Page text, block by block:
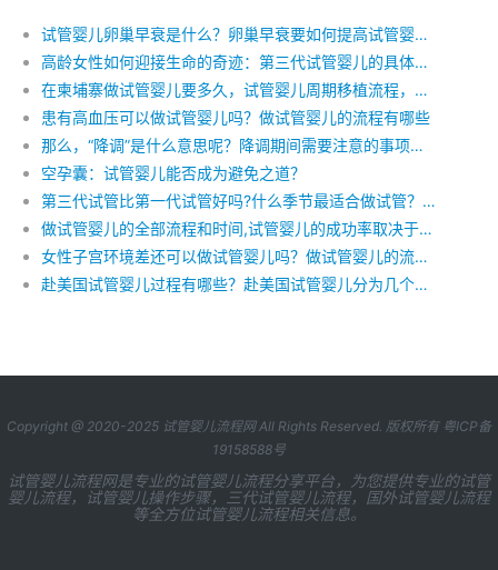
试管婴儿卵巢早衰是什么？卵巢早衰要如何提高试管婴儿成功率？
高龄女性如何迎接生命的奇迹：第三代试管婴儿的具体过程解析
在柬埔寨做试管婴儿要多久，试管婴儿周期移植流程，柬埔寨试管婴儿助孕期间注意事项
患有高血压可以做试管婴儿吗？做试管婴儿的流程有哪些
那么，“降调”是什么意思呢？降调期间需要注意的事项包括？
空孕囊：试管婴儿能否成为避免之道？
第三代试管比第一代试管好吗?什么季节最适合做试管？试管治疗流程怎样？
做试管婴儿的全部流程和时间,试管婴儿的成功率取决于什么
女性子宫环境差还可以做试管婴儿吗？做试管婴儿的流程是怎样的呢？
赴美国试管婴儿过程有哪些？赴美国试管婴儿分为几个步骤，现在去美国做试管婴儿需要注意什么？
Copyright @ 2020-2025 试管婴儿流程网All Rights Reserved. 版权所有 粤ICP备
19158588号
试管婴儿流程网是专业的试管婴儿流程分享平台，为您提供专业的试管
婴儿流程，试管婴儿操作步骤，三代试管婴儿流程，国外试管婴儿流程
等全方位试管婴儿流程相关信息。